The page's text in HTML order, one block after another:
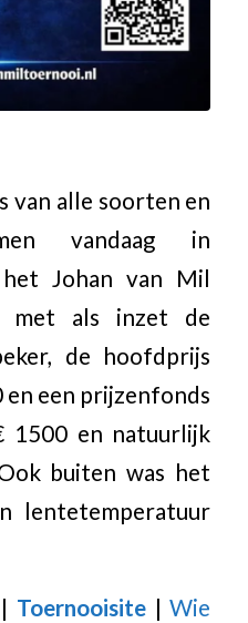
van alle soorten en
vandaag in
Johan van Mil
met als inzet de
de hoofdprijs
een prijzenfonds
1500 en natuurlijk
buiten was het
lentetemperatuur
| Toernooisite |Wie